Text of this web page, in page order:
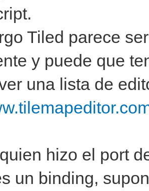
Tiled parece
y puede que
una lista de
hizo el port
un binding,